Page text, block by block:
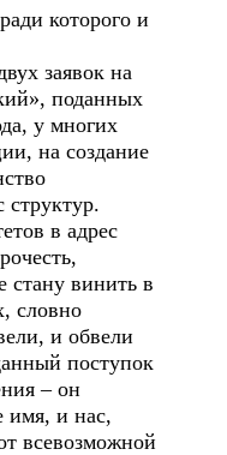
которого и
заявок на
поданных
у многих
на создание
в адрес
стану винить в
словно
и обвели
поступок
– он
имя, и нас,
всевозможной